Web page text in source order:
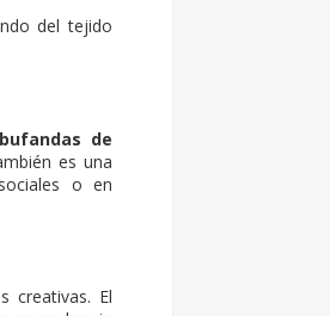
del tejido
bufandas de
es una
o en
creativas. El